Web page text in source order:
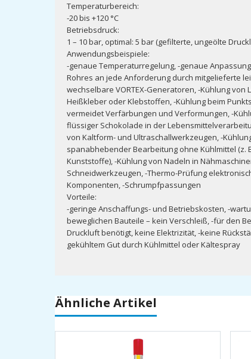
Temperaturbereich:
-20 bis +120 °C
Betriebsdruck:
1 – 10 bar, optimal: 5 bar (gefilterte, ungeölte
Anwendungsbeispiele:
-genaue Temperaturregelung, -genaue Anpassung
Rohres an jede Anforderung durch mitgelieferte
wechselbare VORTEX-Generatoren, -Kühlung von
Heißkleber oder Klebstoffen, -Kühlung beim
vermeidet Verfärbungen und Verformungen, -
flüssiger Schokolade in der
von Kaltform- und Ultraschallwerkzeugen, -
spanabhebender Bearbeitung ohne Kühlmittel (z.
Kunststoffe), -Kühlung von Nadeln in
Schneidwerkzeugen, -Thermo-Prüfung
Komponenten, -Schrumpfpassungen
Vorteile:
-geringe Anschaffungs- und Betriebskosten, -
beweglichen Bauteile – kein Verschleiß, -für den
Druckluft benötigt, keine Elektrizität, -keine
gekühltem Gut durch Kühlmittel oder Kältespray
Ähnliche Artikel